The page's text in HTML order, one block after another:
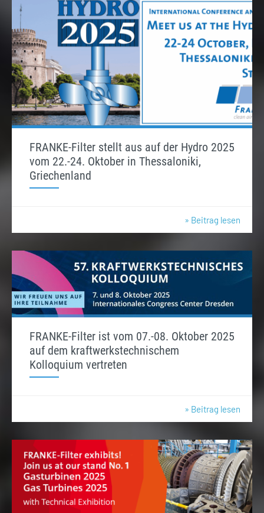
FRANKE-Filter stellt aus auf der Hydro 2025
vom 22.-24. Oktober in Thessaloniki,
Griechenland
» Beitrag lesen
FRANKE-Filter ist vom 07.-08. Oktober 2025
auf dem kraftwerkstechnischem
Kolloquium vertreten
» Beitrag lesen